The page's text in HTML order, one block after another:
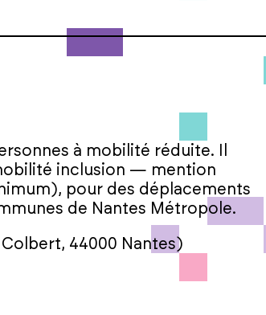
à mobilité réduite. Il
inclusion — mention
pour des déplacements
de Nantes Métropole.
44000 Nantes)